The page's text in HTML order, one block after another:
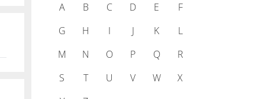
A B C D E
F
G
H I J K
L
M
N O P Q
R
S
T U V W
X